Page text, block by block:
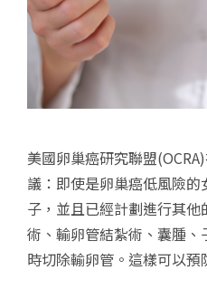
美國卵巢癌研究聯盟
議：即使是卵巢癌低風險
子，並且已經計劃進行其
術、輸卵管結紮術、囊腫
時切除輸卵管。這樣可以預